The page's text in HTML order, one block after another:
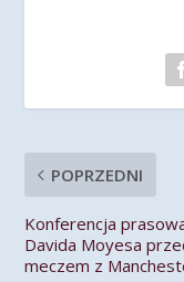
POPRZEDNI
Konferencja
Davida Moyesa
meczem z